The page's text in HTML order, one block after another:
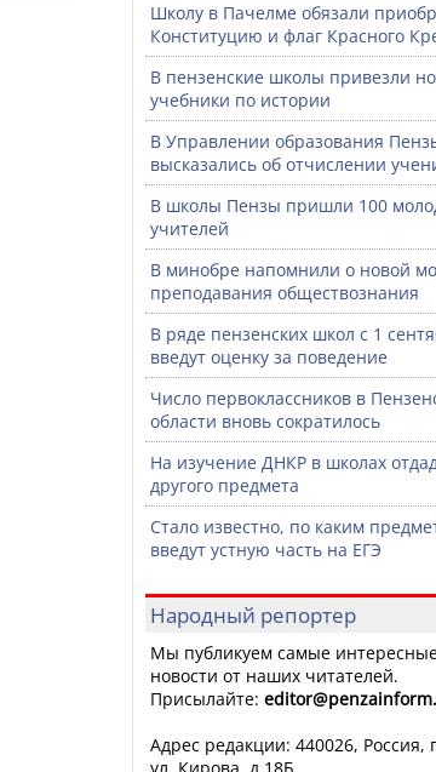
Школу в Пачелме обязали
Конституцию и флаг Красного
В пензенские школы привезли
учебники по истории
В Управлении образования
высказались об отчислении
В школы Пензы пришли 100
учителей
В минобре напомнили о новой
преподавания обществознания
В ряде пензенских школ с 1
введут оценку за поведение
Число первоклассников в
области вновь сократилось
На изучение ДНКР в школах
другого предмета
Стало известно, по каким
введут устную часть на ЕГЭ
Народный репортер
Мы публикуем самые
новости от наших читателей.
Присылайте: editor
Адрес редакции: 440026, Россия,